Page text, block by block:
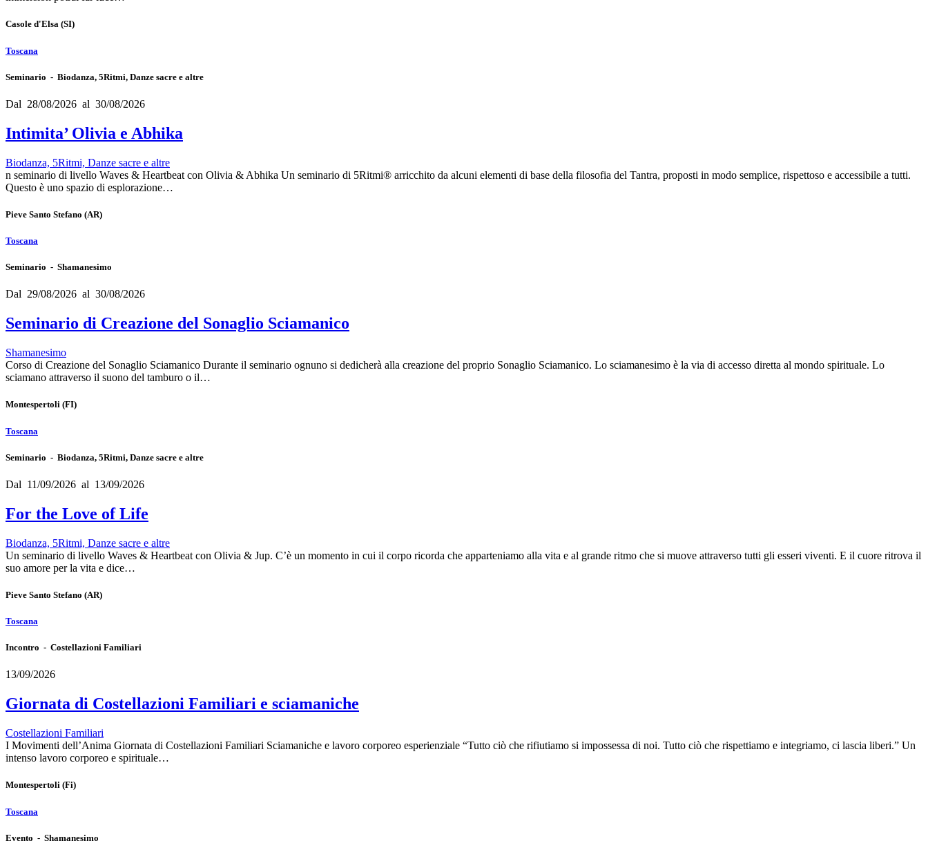
Casole d'Elsa (SI)
Toscana
Seminario - Biodanza, 5Ritmi, Danze sacre e altre
Dal 28/08/2026 al 30/08/2026
Intimita’ Olivia e Abhika
Biodanza, 5Ritmi, Danze sacre e altre
n seminario di livello Waves & Heartbeat con Olivia & Abhika Un seminario di 5Ritmi® arricchito da alcuni elementi di base della filosofia del Tantra, proposti in modo semplice, rispettoso e accessibile a tutti.
Questo è uno spazio di esplorazione…
Pieve Santo Stefano (AR)
Toscana
Seminario - Shamanesimo
Dal 29/08/2026 al 30/08/2026
Seminario di Creazione del Sonaglio Sciamanico
Shamanesimo
Corso di Creazione del Sonaglio Sciamanico Durante il seminario ognuno si dedicherà alla creazione del proprio Sonaglio Sciamanico. Lo sciamanesimo è la via di accesso diretta al mondo spirituale. Lo
sciamano attraverso il suono del tamburo o il…
Montespertoli (FI)
Toscana
Seminario - Biodanza, 5Ritmi, Danze sacre e altre
Dal 11/09/2026 al 13/09/2026
For the Love of Life
Biodanza, 5Ritmi, Danze sacre e altre
Un seminario di livello Waves & Heartbeat con Olivia & Jup. C’è un momento in cui il corpo ricorda che apparteniamo alla vita e al grande ritmo che si muove attraverso tutti gli esseri viventi. E il cuore ritrova il
suo amore per la vita e dice…
Pieve Santo Stefano (AR)
Toscana
Incontro - Costellazioni Familiari
13/09/2026
Giornata di Costellazioni Familiari e sciamaniche
Costellazioni Familiari
I Movimenti dell’Anima Giornata di Costellazioni Familiari Sciamaniche e lavoro corporeo esperienziale “Tutto ciò che rifiutiamo si impossessa di noi. Tutto ciò che rispettiamo e integriamo, ci lascia liberi.” Un
intenso lavoro corporeo e spirituale…
Montespertoli (Fi)
Toscana
Evento - Shamanesimo